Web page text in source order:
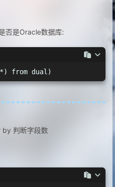
否是Oracle数据库:
from dual)
by 判断字段数